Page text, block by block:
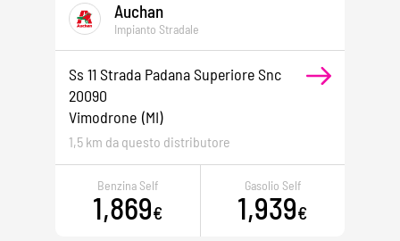
Auchan
Impianto Stradale
Ss 11 Strada Padana Superiore Snc
20090
Vimodrone (MI)
1,5 km da questo distributore
Benzina Self
1,869€
Gasolio Self
1,939€